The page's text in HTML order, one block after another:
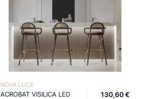
NOVA LUCE
ACROBAT VISILICA LED
130,60 €